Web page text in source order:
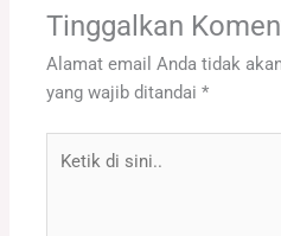
Tinggalkan
Alamat email Anda tidak
yang wajib ditandai*